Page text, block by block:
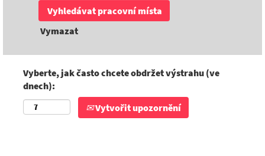
Vymazat
Vyberte, jak často chcete obdržet výstrahu (ve
dnech):
Vytvořit upozornění